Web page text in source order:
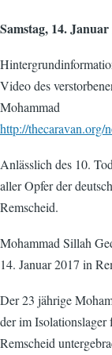
Samstag, 14.
Video des
Mohammad
http://thecaravan.org/
Anlässlich des 10.
aller Opfer der
Remscheid.
Mohammad Sillah
14. Januar 2017 in
Der 23 jährige
der im
Remscheid